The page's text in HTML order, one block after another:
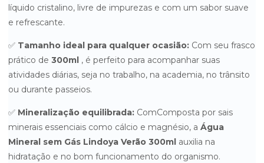
ÁGUA MINERAL SEM GÁS CLASSIC MINALBA 310ML
ÁGUA MINERAL SEM GÁS COM BICO MINALBA 510ML
ÁGUA MINERAL SEM GÁS CRYSTAL PLUS 10 LITROS -
RETORNÁVEL
UNIDADES
líquido cristalino, livre de impurezas e com um sabor suave
e refrescante.
✅ Tamanho ideal para qualquer ocasião: Com seu frasco
prático de 300ml , é perfeito para acompanhar suas
atividades diárias, seja no trabalho, na academia, no trânsito
ou durante passeios.
✅ Mineralização equilibrada: ComComposta por sais
minerais essenciais como cálcio e magnésio, a Água
Mineral sem Gás Lindoya Verão 300ml auxilia na
hidratação e no bom funcionamento do organismo.